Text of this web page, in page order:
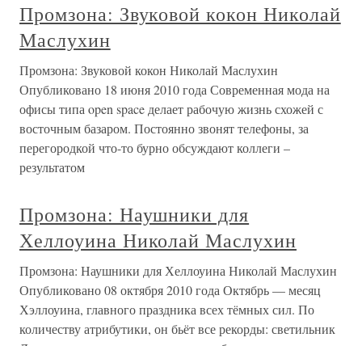
Промзона: Звуковой кокон Николай
Маслухин
Промзона: Звуковой кокон Николай Маслухин
Опубликовано 18 июня 2010 года Современная мода на
офисы типа open space делает рабочую жизнь схожей с
восточным базаром. Постоянно звонят телефоны, за
перегородкой что-то бурно обсуждают коллеги –
результатом
Промзона: Наушники для
Хеллоуина Николай Маслухин
Промзона: Наушники для Хеллоуина Николай Маслухин
Опубликовано 08 октября 2010 года Октябрь — месяц
Хэллоуина, главного праздника всех тёмных сил. По
количеству атрибутики, он бьёт все рекорды: светильник